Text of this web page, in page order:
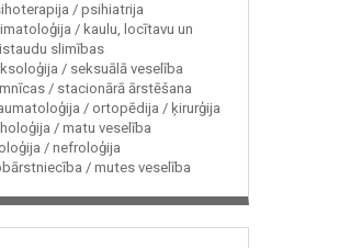
/ psihiatrija
/ kaulu, locītavu un
slimības
/ seksuālā veselība
/ stacionārā ārstēšana
/ ortopēdija / ķirurģija
/ matu veselība
/ nefroloģija
/ mutes veselība